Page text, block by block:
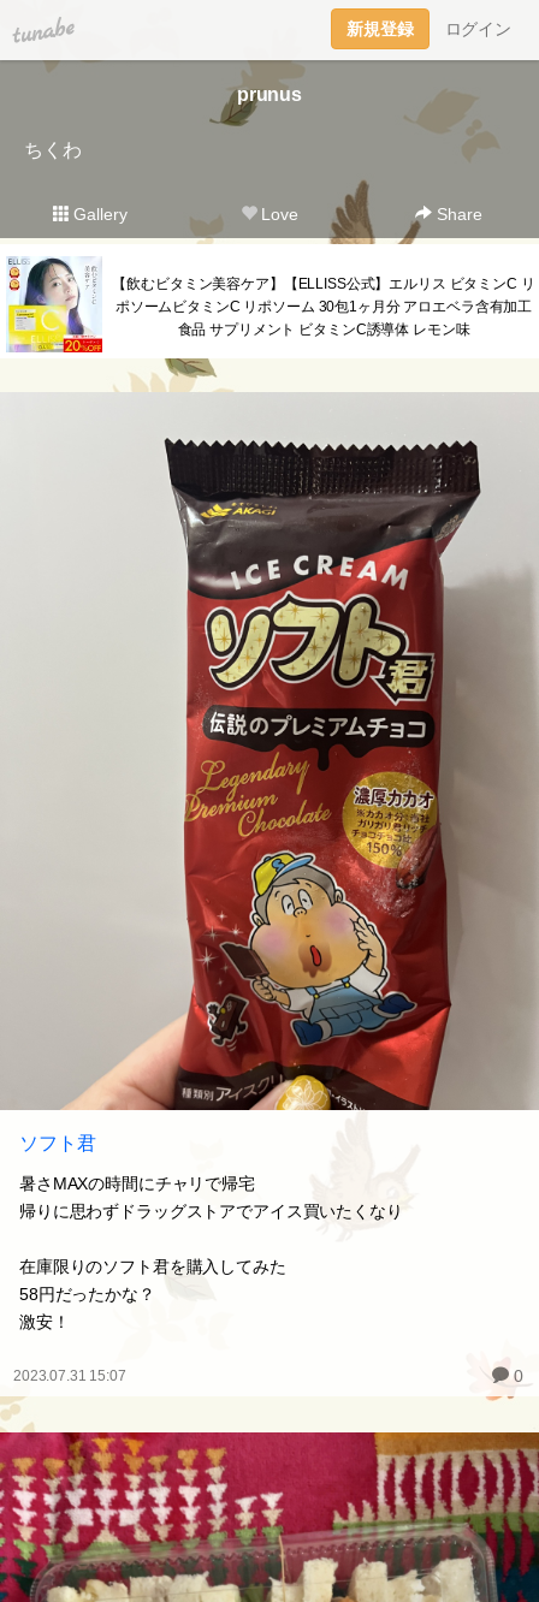
tuna.be 新規登録 ログイン
prunus
ちくわ
Gallery Love Share
【飲むビタミン美容ケア】【ELLISS公式】エルリス ビタミンC リ
ポソームビタミンC リポソーム 30包1ヶ月分 アロエベラ含有加工
食品 サプリメント ビタミンC誘導体 レモン味
ソフト君
暑さMAXの時間にチャリで帰宅
帰りに思わずドラッグストアでアイス買いたくなり
在庫限りのソフト君を購入してみた
58円だったかな？
激安！
2023.07.31 15:07 0